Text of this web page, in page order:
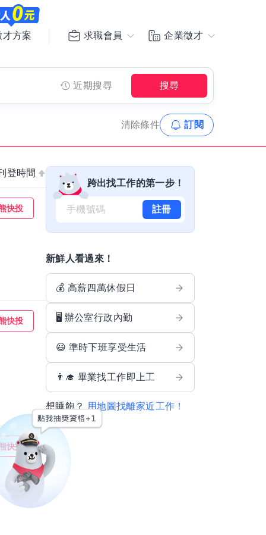
才方案 求職會員 企業徵才
近期搜尋 搜尋
清除條件 訂閱
登時間
快投
快投
快投
跨出找工作的第一步！
註冊
新鮮人看過來！
💰 高薪四萬休假日
🖥️ 辦公室行政內勤
😃 準時下班享受生活
👨‍🎓 畢業找工作即上工
想睡飽？ 用地圖找離家近工作！